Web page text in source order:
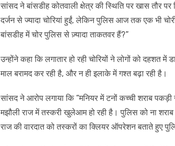
सांसद ने बांसडीह कोतवाली क्षेत्र की स्थिति पर खास तौर
दर्जन से ज्यादा चोरियां हुईं, लेकिन पुलिस आज तक एक भी
बांसडीह में चोर पुलिस से ज़्यादा ताकतवर हैं?”
उन्होंने कहा कि लगातार हो रही चोरियों ने लोगों को दहशत
माल बरामद कर रही है, और न ही इलाके में गश्त बढ़ा रही है।
सांसद ने आरोप लगाया कि “मनियर में टनों कच्ची शराब पकड़ी
मझौली राज में तस्करी खुलेआम हो रही है। पुलिस को ना शराब
राज की वारदात को तस्करों का क्लियर ऑपरेशन बताते हुए